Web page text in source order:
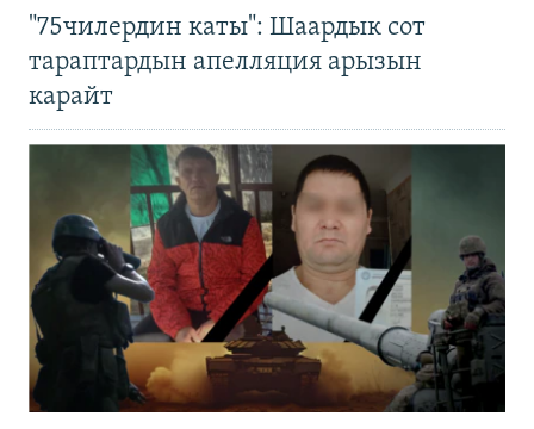
"75чилердин каты": Шаардык сот
тараптардын апелляция арызын
карайт